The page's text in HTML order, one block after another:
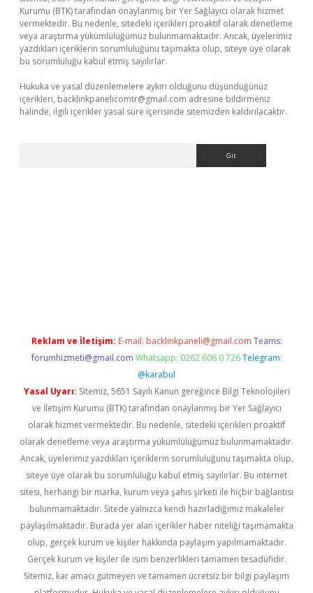
Kurumu (BTK) tarafından onaylanmış bir Yer Sağlayıcı olarak hizmet
vermektedir. Bu nedenle, sitedeki içerikleri proaktif olarak denetleme
veya araştırma yükümlülüğümüz bulunmamaktadır. Ancak, üyelerimiz
yazdıkları içeriklerin sorumluluğunu taşımakta olup, siteye üye olarak
bu sorumluluğu kabul etmiş sayılırlar.
Hukuka ve yasal düzenlemelere aykırı olduğunu düşündüğünüz
içerikleri, backlinkpanelicomtr@gmail.com adresine bildirmeniz
halinde, ilgili içerikler yasal süre içerisinde sitemizden kaldırılacaktır.
Reklam ve İletişim: E-mail: backlinkpaneli@gmail.com Teams:
forumhizmeti@gmail.com Whatsapp: 0262 606 0 726 Telegram:
@karabul
Yasal Uyarı: Sitemiz, 5651 Sayılı Kanun gereğince Bilgi Teknolojileri
ve İletişim Kurumu (BTK) tarafından onaylanmış bir Yer Sağlayıcı
olarak hizmet vermektedir. Bu nedenle, sitedeki içerikleri proaktif
olarak denetleme veya araştırma yükümlülüğümüz bulunmamaktadır.
Ancak, üyelerimiz yazdıkları içeriklerin sorumluluğunu taşımakta olup,
siteye üye olarak bu sorumluluğu kabul etmiş sayılırlar. Bu internet
sitesi, herhangi bir marka, kurum veya şahıs şirketi ile hiçbir bağlantısı
bulunmamaktadır. Sitede yalnızca kendi hazırladığımız makaleler
paylaşılmaktadır. Burada yer alan içerikler haber niteliği taşımamakta
olup, gerçek kurum ve kişiler hakkında paylaşım yapılmamaktadır.
Gerçek kurum ve kişiler ile isim benzerlikleri tamamen tesadüfidir.
Sitemiz, kar amacı gütmeyen ve tamamen ücretsiz bir bilgi paylaşım